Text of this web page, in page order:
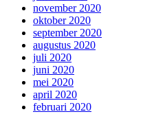
november 2020
oktober 2020
september 2020
augustus 2020
juli 2020
juni 2020
mei 2020
april 2020
februari 2020